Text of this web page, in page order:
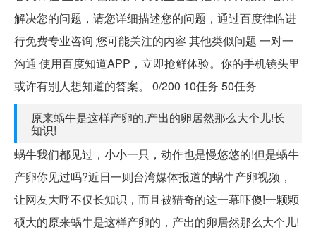
解决您的问题，请您详细描述您的问题，通过百度律临进
行免费专业咨询 您可能关注的内容 其他类似问题 一对一
沟通 使用百度知道APP，立即抢鲜体验。你的手机镜头里
或许有别人想知道的答案。 0/200 10任务 50任务
原来蜗牛是这样产卵的,产出的卵居然那么大个儿!长
知识!
蜗牛我们都见过，小小一只，动作也是慢悠悠的!但是蜗牛
产卵你见过吗?近日一则台湾媒体报道的蜗牛产卵视频，
让网友大呼不仅长知识，而且被猎奇的这一幕吓傻!一颗颗
硕大的原来蜗牛是这样产卵的，产出的卵居然那么大个儿!